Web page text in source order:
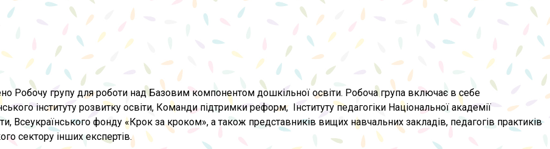
Робочу групу для роботи над Базовим компонентом дошкільної освіти. Робоча група включає в себе
інституту розвитку освіти, Команди підтримки реформ, Інституту педагогіки Національної академії
Всеукраїнського фонду «Крок за кроком», а також представників вищих навчальних закладів, педагогів практиків
сектору інших експертів.